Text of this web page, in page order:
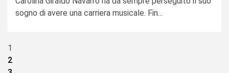
sogno di avere una carriera musicale. Fin...
Paginazione
degli
1
2